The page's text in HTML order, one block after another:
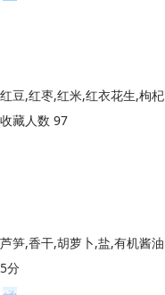
红豆,红枣,红米,红衣花生,枸杞
收藏人数 97
芦笋,香干,胡萝卜,盐,有机酱油
5分